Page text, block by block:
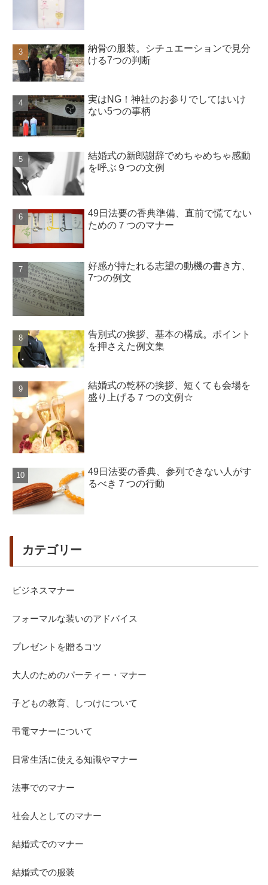
納骨の服装。シチュエーションで見分
ける7つの判断
実はNG！神社のお参りでしてはいけ
ない5つの事柄
結婚式の新郎謝辞でめちゃめちゃ感動
を呼ぶ９つの文例
49日法要の香典準備、直前で慌てない
ための７つのマナー
好感が持たれる志望の動機の書き方、
7つの例文
告別式の挨拶、基本の構成。ポイント
を押さえた例文集
結婚式の乾杯の挨拶、短くても会場を
盛り上げる７つの文例☆
49日法要の香典、参列できない人がす
るべき７つの行動
カテゴリー
ビジネスマナー
フォーマルな装いのアドバイス
プレゼントを贈るコツ
大人のためのパーティー・マナー
子どもの教育、しつけについて
弔電マナーについて
日常生活に使える知識やマナー
法事でのマナー
社会人としてのマナー
結婚式でのマナー
結婚式での服装